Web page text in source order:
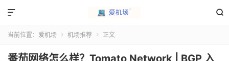


当前位置： 爱机场  机场推荐  正文
番茄网络怎么样？Tomato Network | BGP 入